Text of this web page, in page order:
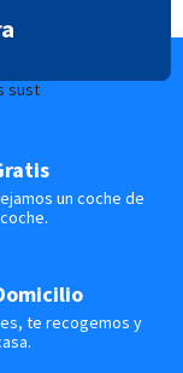
un coche de
te recogemos y